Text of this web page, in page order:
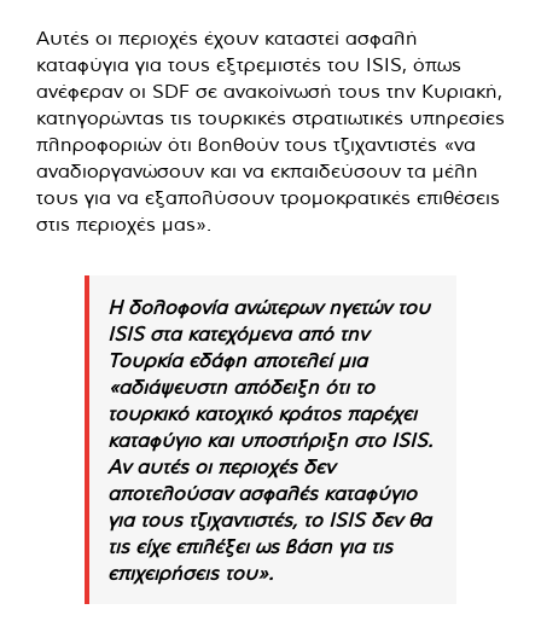
Αυτές οι περιοχές έχουν καταστεί ασφαλή
καταφύγια για τους εξτρεμιστές του ISIS, όπως
ανέφεραν οι SDF σε ανακοίνωσή τους την Κυριακή,
κατηγορώντας τις τουρκικές στρατιωτικές υπηρεσίες
πληροφοριών ότι βοηθούν τους τζιχαντιστές «να
αναδιοργανώσουν και να εκπαιδεύσουν τα μέλη
τους για να εξαπολύσουν τρομοκρατικές επιθέσεις
στις περιοχές μας».
Η δολοφονία ανώτερων ηγετών του
ISIS στα κατεχόμενα από την
Τουρκία εδάφη αποτελεί μια
«αδιάψευστη απόδειξη ότι το
τουρκικό κατοχικό κράτος παρέχει
καταφύγιο και υποστήριξη στο ISIS.
Αν αυτές οι περιοχές δεν
αποτελούσαν ασφαλές καταφύγιο
για τους τζιχαντιστές, το ISIS δεν θα
τις είχε επιλέξει ως βάση για τις
επιχειρήσεις του».